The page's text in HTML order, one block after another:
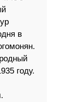
в
году.